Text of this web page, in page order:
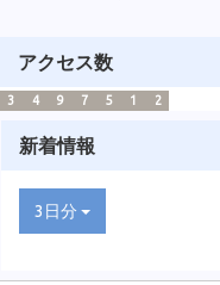
アクセス数
3 4 9 7 5 1 2
新着情報
3日分